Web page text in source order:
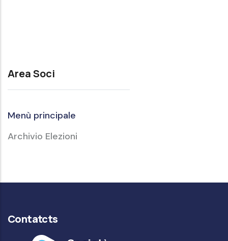
Area Soci
Menù principale
Archivio Elezioni
Contatcts